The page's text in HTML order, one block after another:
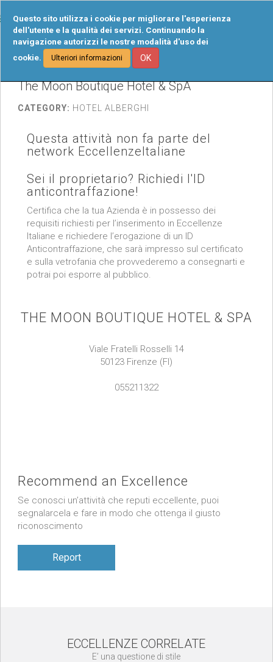
Questo sito utilizza i cookie per migliorare l'esperienza
dell'utente e la qualità dei servizi. Continuando la
navigazione autorizzi le nostre modalità d'uso dei
cookie.
Ulteriori informazioni OK
The Moon Boutique Hotel & SpA
CATEGORY: HOTEL ALBERGHI
Questa attività non fa parte del
network EccellenzeItaliane
Sei il proprietario? Richiedi l'ID
anticontraffazione!
Certifica che la tua Azienda è in possesso dei
requisiti richiesti per l’inserimento in Eccellenze
Italiane e richiedere l’erogazione di un ID
Anticontraffazione, che sarà impresso sul certificato
e sulla vetrofania che provvederemo a consegnarti e
potrai poi esporre al pubblico.
THE MOON BOUTIQUE HOTEL & SPA
Viale Fratelli Rosselli 14
50123 Firenze (FI)
055211322
Recommend an Excellence
Se conosci un’attività che reputi eccellente, puoi
segnalarcela e fare in modo che ottenga il giusto
riconoscimento
Report
ECCELLENZE CORRELATE
E’ una questione di stile